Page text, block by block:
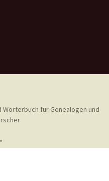
Wörterbuch für Genealogen und